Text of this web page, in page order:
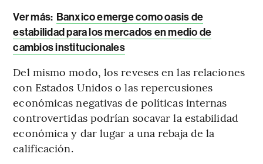
Ver más: Banxico emerge como oasis de
estabilidad para los mercados en medio de
cambios institucionales
Del mismo modo, los reveses en las relaciones
con Estados Unidos o las repercusiones
económicas negativas de políticas internas
controvertidas podrían socavar la estabilidad
económica y dar lugar a una rebaja de la
calificación.